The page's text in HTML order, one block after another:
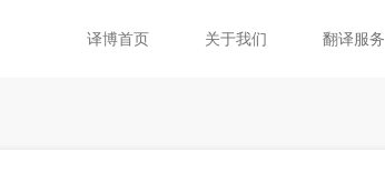
译博首页 关于我们 翻译服务